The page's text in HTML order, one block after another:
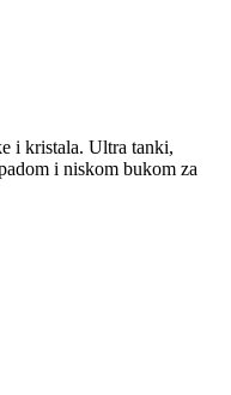
i kristala. Ultra tanki,
i niskom bukom za